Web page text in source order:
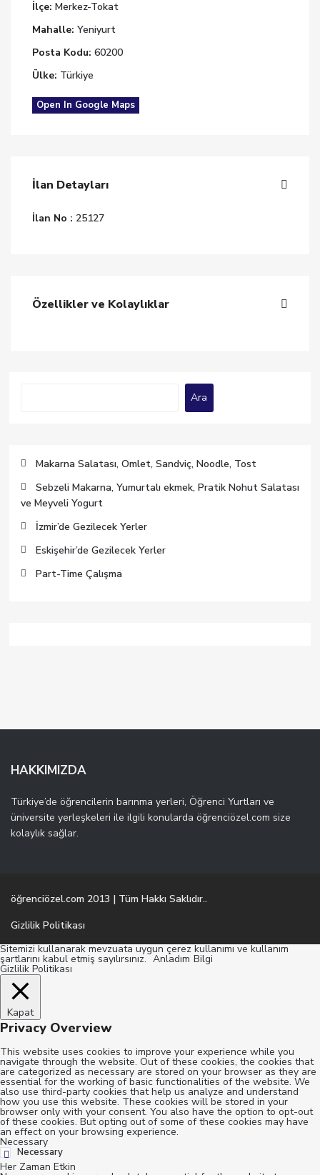
İlçe: Merkez-Tokat
Mahalle: Yeniyurt
Posta Kodu: 60200
Ülke: Türkiye
Open In Google Maps
İlan Detayları
İlan No : 25127
Özellikler ve Kolaylıklar
Ara
Makarna Salatası, Omlet, Sandviç, Noodle, Tost
Sebzeli Makarna, Yumurtalı ekmek, Pratik Nohut Salatası
ve Meyveli Yogurt
İzmir’de Gezilecek Yerler
Eskişehir’de Gezilecek Yerler
Part-Time Çalışma
HAKKIMIZDA
Türkiye’de öğrencilerin barınma yerleri, Öğrenci Yurtları ve
üniversite yerleşkeleri ile ilgili konularda öğrenciözel.com size
kolaylık sağlar.
öğrenciözel.com 2013 | Tüm Hakkı Saklıdır..
Gizlilik Politikası
Sitemizi kullanarak mevzuata uygun çerez kullanımı ve kullanım
şartlarını kabul etmiş sayılırsınız. Anladım Bilgi
Gizlilik Politikası
Kapat
Privacy Overview
This website uses cookies to improve your experience while you
navigate through the website. Out of these cookies, the cookies that
are categorized as necessary are stored on your browser as they are
essential for the working of basic functionalities of the website. We
also use third-party cookies that help us analyze and understand
how you use this website. These cookies will be stored in your
browser only with your consent. You also have the option to opt-out
of these cookies. But opting out of some of these cookies may have
an effect on your browsing experience.
Necessary
Necessary
Her Zaman Etkin